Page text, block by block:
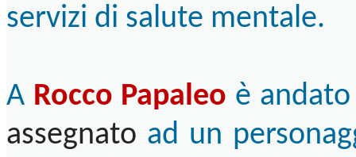
servizi di salute mentale.
A Rocco Papaleo è
assegnato ad un